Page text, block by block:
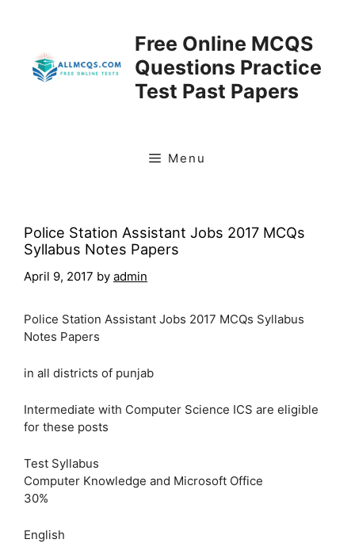
Free Online MCQS
Questions Practice
Test Past Papers
Menu
Police Station Assistant Jobs 2017 MCQs
Syllabus Notes Papers
April 9, 2017 by admin
Police Station Assistant Jobs 2017 MCQs Syllabus
Notes Papers
in all districts of punjab
Intermediate with Computer Science ICS are eligible
for these posts
Test Syllabus
Computer Knowledge and Microsoft Office
30%
English